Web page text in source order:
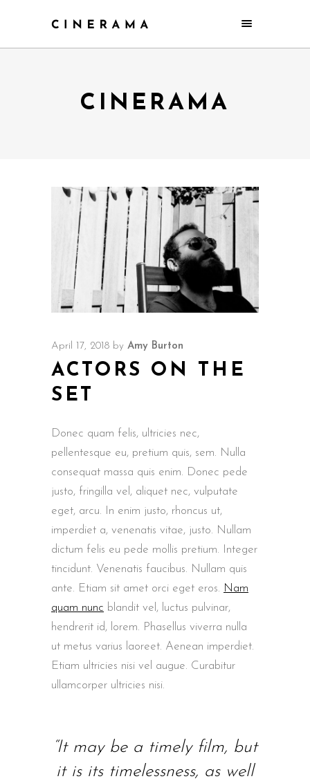
CINERAMA
April 17, 2018 by Amy Burton
ACTORS ON THE
SET
Donec quam felis, ultricies nec,
pellentesque eu, pretium quis, sem. Nulla
consequat massa quis enim. Donec pede
justo, fringilla vel, aliquet nec, vulputate
eget, arcu. In enim justo, rhoncus ut,
imperdiet a, venenatis vitae, justo. Nullam
dictum felis eu pede mollis pretium. Integer
tincidunt. Venenatis faucibus. Nullam quis
ante. Etiam sit amet orci eget eros. Nam
quam nunc blandit vel, luctus pulvinar,
hendrerit id, lorem. Phasellus viverra nulla
ut metus varius laoreet. Aenean imperdiet.
Etiam ultricies nisi vel augue. Curabitur
ullamcorper ultricies nisi.
“It may be a timely film, but
it is its timelessness, as well